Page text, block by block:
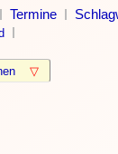
Termine
▽